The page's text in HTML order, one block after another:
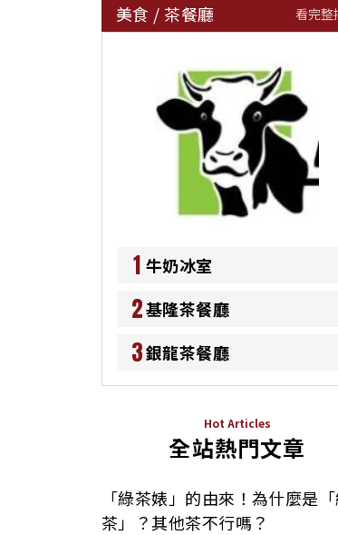
美食 / 茶餐廳 看完整
1 牛奶冰室
2基隆茶餐廳
3銀龍茶餐廳
Hot Articles
全站熱門文章
「綠茶婊」的由來！為什麼是
茶」？其他茶不行嗎？